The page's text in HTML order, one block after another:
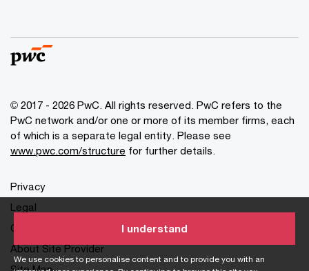
We use cookies to personalise content and to provide you with an
I understand
© 2017 - 2026 PwC. All rights reserved. PwC refers to the
PwC network and/or one or more of its member firms, each
of which is a separate legal entity. Please see
www.pwc.com/structure for further details.
Privacy
Legal
Cookies info
About Site Provider